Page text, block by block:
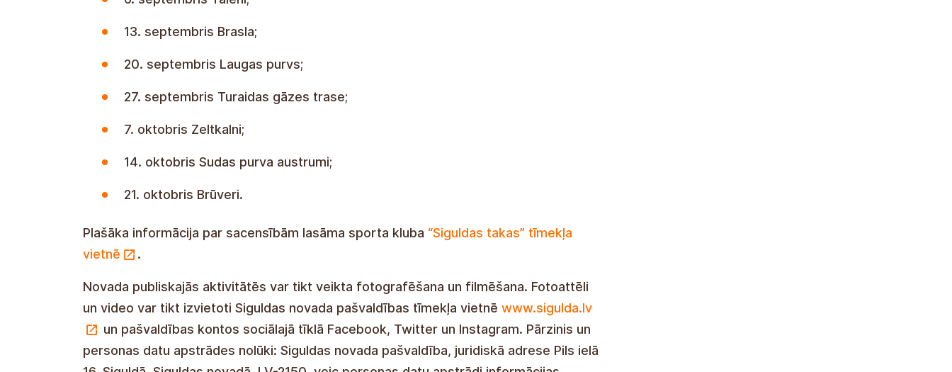
30. augusts Virtakas–Iņķi;
6. septembris Tālēni;
13. septembris Brasla;
20. septembris Laugas purvs;
27. septembris Turaidas gāzes trase;
7. oktobris Zeltkalni;
14. oktobris Sudas purva austrumi;
21. oktobris Brūveri.
vietnē
.
Novada publiskajās aktivitātēs var tikt veikta fotografēšana un filmēšana. Fotoattēli
un video var tikt izvietoti Siguldas novada pašvaldības tīmekļa vietnēwww.sigulda.lv